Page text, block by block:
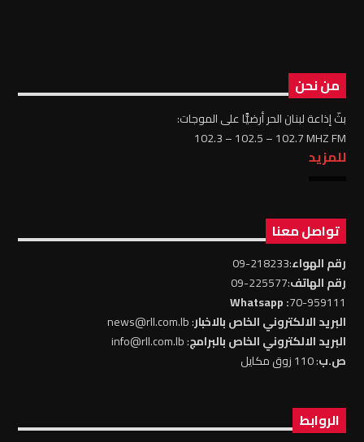
من نحن
بثّ إذاعة لبنان الحر أرضيًّا على الموجات:
102.3 – 102.5 – 102.7 MHZ FM
للمزيد
تواصل معنا
رقم الهواء:218233-09
رقم الهاتف:225577-09
70-959111
: Whatsapp
البريد الالكتروني الخاص بالاخبار: news@rll.com.lb
البريد الالكتروني الخاص بالبرامج: info@rll.com.lb
ص.ب: 110 زوق مكايل
الروابط